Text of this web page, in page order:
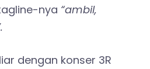
nya “ambil,
dengan konser 3R